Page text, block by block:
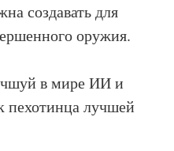
создавать для
оружия.
в мире ИИ и
лучшей